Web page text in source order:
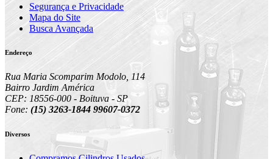
Segurança e Privacidade
Mapa do Site
Busca Avançada
Endereço
Rua Maria Scomparim Modolo, 114
Bairro Jardim América
CEP: 18556-000 - Boituva - SP
Fone: (15) 3263-1844 99607-0372
Diversos